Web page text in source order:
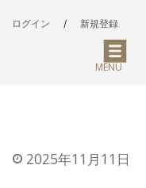
ログイン / 新規登録
MENU
2025年11月11日